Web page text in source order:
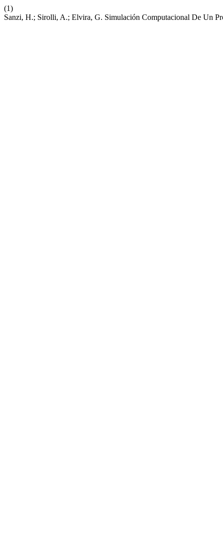
(1)
Sanzi, H.; Sirolli, A.; Elvira, G. Simulación Computacional De Un